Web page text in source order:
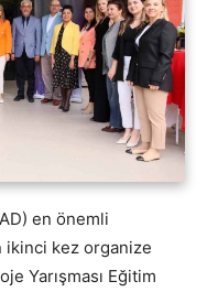
en önemli
ikinci kez organize
Yarışması Eğitim